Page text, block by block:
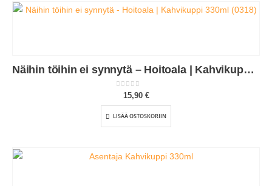
Näihin töihin ei synnytä – Hoitoala | Kahvikuppi 330ml (0318)
out of 5
15,90 €
LISÄÄ OSTOSKORIIN